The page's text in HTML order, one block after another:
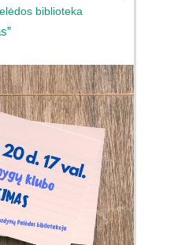
biblioteka